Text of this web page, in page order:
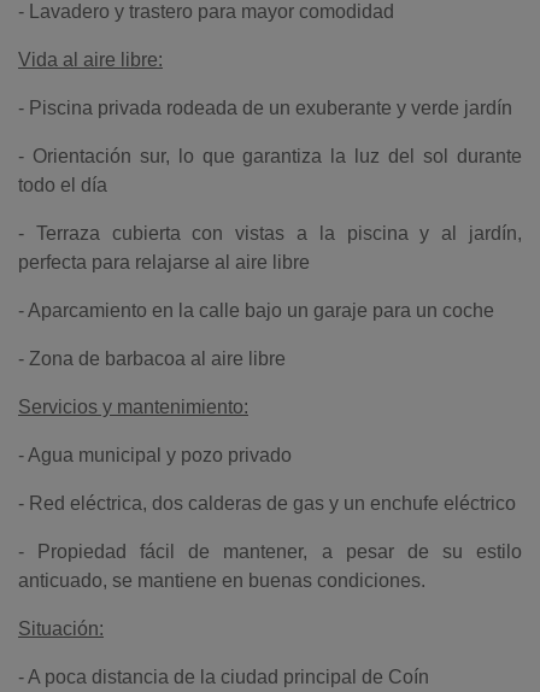
- Lavadero y trastero para mayor comodidad
Vida al aire libre:
- Piscina privada rodeada de un exuberante y verde jardín
- Orientación sur, lo que garantiza la luz del sol durante
todo el día
- Terraza cubierta con vistas a la piscina y al jardín,
perfecta para relajarse al aire libre
- Aparcamiento en la calle bajo un garaje para un coche
- Zona de barbacoa al aire libre
Servicios y mantenimiento:
- Agua municipal y pozo privado
- Red eléctrica, dos calderas de gas y un enchufe eléctrico
- Propiedad fácil de mantener, a pesar de su estilo
anticuado, se mantiene en buenas condiciones.
Situación:
- A poca distancia de la ciudad principal de Coín